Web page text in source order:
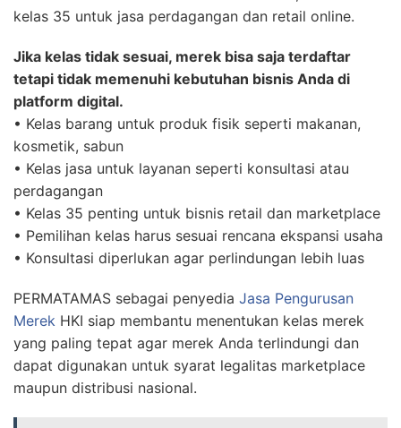
kelas 35 untuk jasa perdagangan dan retail online.
Jika kelas tidak sesuai, merek bisa saja terdaftar
tetapi tidak memenuhi kebutuhan bisnis Anda di
platform digital.
• Kelas barang untuk produk fisik seperti makanan,
kosmetik, sabun
• Kelas jasa untuk layanan seperti konsultasi atau
perdagangan
• Kelas 35 penting untuk bisnis retail dan marketplace
• Pemilihan kelas harus sesuai rencana ekspansi usaha
• Konsultasi diperlukan agar perlindungan lebih luas
PERMATAMAS sebagai penyedia Jasa Pengurusan
Merek HKI siap membantu menentukan kelas merek
yang paling tepat agar merek Anda terlindungi dan
dapat digunakan untuk syarat legalitas marketplace
maupun distribusi nasional.